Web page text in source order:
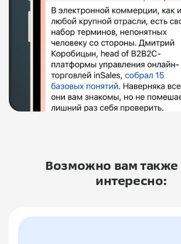
Возможно вам также
интересно: